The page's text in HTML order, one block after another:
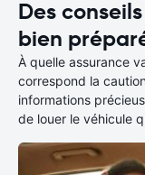
Des
bien
À quelle assurance
correspond la
informations
de louer le véhicule